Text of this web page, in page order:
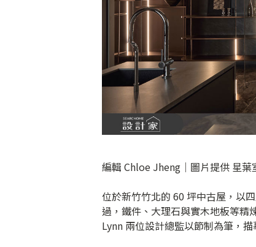
編輯 Chloe Jheng｜圖片提供 星葉
位於新竹竹北的 60 坪中古屋，以
過，鐵件、大理石與實木地板等精
Lynn 兩位設計總監以節制為筆，